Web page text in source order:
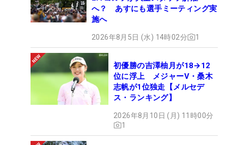
へ？ あすにも選手ミーティング実
施へ
2026年8月5日 (水) 14時02分 1
初優勝の吉澤柚月が18→12
位に浮上 メジャーV・桑木
志帆が1位独走【メルセデ
ス・ランキング】
2026年8月10日 (月) 11時00分
1